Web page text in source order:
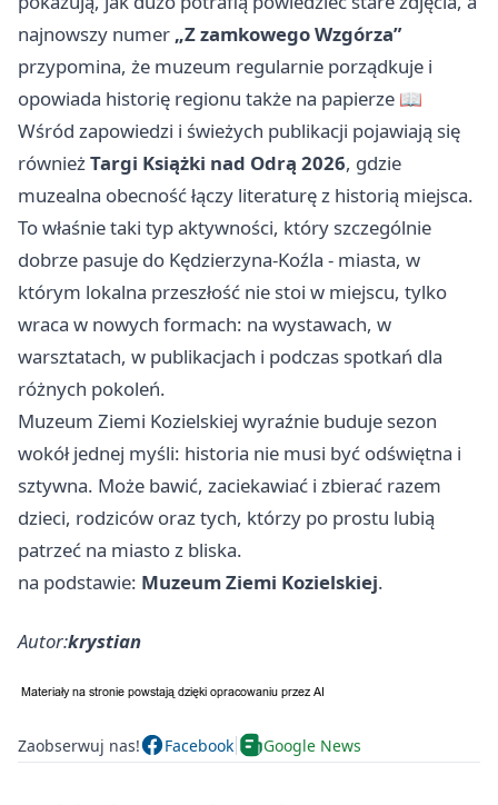
najnowszy numer „Z zamkowego Wzgórza”
przypomina, że muzeum regularnie porządkuje i
opowiada historię regionu także na papierze 📖
Wśród zapowiedzi i świeżych publikacji pojawiają się
równieżTargi Książki nad Odrą 2026, gdzie
muzealna obecność łączy literaturę z historią miejsca.
To właśnie taki typ aktywności, który szczególnie
dobrze pasuje do Kędzierzyna-Koźla - miasta, w
którym lokalna przeszłość nie stoi w miejscu, tylko
wraca w nowych formach: na wystawach, w
warsztatach, w publikacjach i podczas spotkań dla
różnych pokoleń.
Muzeum Ziemi Kozielskiej wyraźnie buduje sezon
wokół jednej myśli: historia nie musi być odświętna i
sztywna. Może bawić, zaciekawiać i zbierać razem
dzieci, rodziców oraz tych, którzy po prostu lubią
patrzeć na miasto z bliska.
na podstawie: Muzeum Ziemi Kozielskiej.
Autor:krystian
Zaobserwuj nas! Facebook Google News